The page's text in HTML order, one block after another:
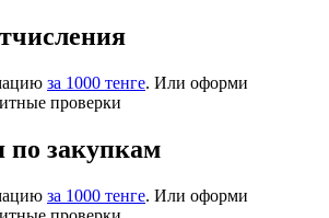
за 1000 тенге. Или оформи
проверки
закупкам
за 1000 тенге. Или оформи